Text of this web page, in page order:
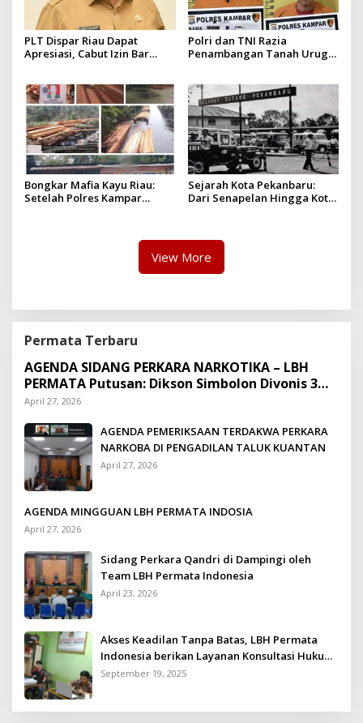
PLT Dispar Riau Dapat
Apresiasi, Cabut Izin Bar
Polri dan TNI Razia
Penambangan Tanah Urug,
Bongkar Mafia Kayu Riau:
Setelah Polres Kampar
Hapus Berita Kian Menguat
Sejarah Kota Pekanbaru:
Dari Senapelan Hingga Kota
View More
Permata Terbaru
AGENDA SIDANG PERKARA NARKOTIKA – LBH
PERMATA Putusan: Dikson Simbolon Divonis 3
Tahun Penjara
April 27, 2026
AGENDA PEMERIKSAAN TERDAKWA PERKARA
NARKOBA DI PENGADILAN TALUK KUANTAN
April 27, 2026
AGENDA MINGGUAN LBH PERMATA INDOSIA
April 27, 2026
Sidang Perkara Qandri di Dampingi oleh
Team LBH Permata Indonesia
April 23, 2026
Akses Keadilan Tanpa Batas, LBH Permata
Indonesia berikan Layanan Konsultasi Hukum
Gratis untuk Kurang Mampu
September 19, 2025